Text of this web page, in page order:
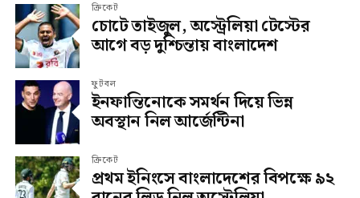
ক্রিকেট
চোটে তাইজুল, অস্ট্রেলিয়া টেস্টের
আগে বড় দুশ্চিন্তায় বাংলাদেশ
ফুটবল
ইনফান্তিনোকে সমর্থন দিয়ে ভিন্ন
অবস্থান নিল আর্জেন্টিনা
ক্রিকেট
প্রথম ইনিংসে বাংলাদেশের বিপক্ষে ৯২